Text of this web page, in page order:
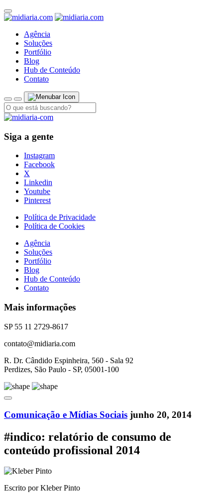
Agência
Soluções
Portfólio
Blog
Hub de Conteúdo
Contato
Siga a gente
Instagram
Facebook
X
Linkedin
Youtube
Pinterest
Política de Privacidade
Política de Cookies
Agência
Soluções
Portfólio
Blog
Hub de Conteúdo
Contato
Mais informações
SP 55 11 2729-8617
contato@midiaria.com
R. Dr. Cândido Espinheira, 560 - Sala 92
Perdizes, São Paulo - SP, 05001-100
Comunicação e Mídias Sociais junho 20, 2014
#indico: relatório de consumo de
conteúdo profissional 2014
Escrito por Kleber Pinto